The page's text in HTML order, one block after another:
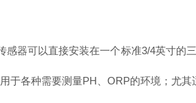
器可以直接安装在一个标准3/4英寸
各种需要测量PH、ORP的环境；尤